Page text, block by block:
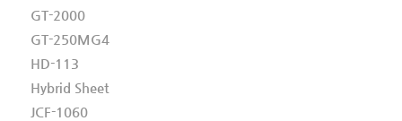
GT-2000
GT-250MG4
HD-113
Hybrid Sheet
JCF-1060